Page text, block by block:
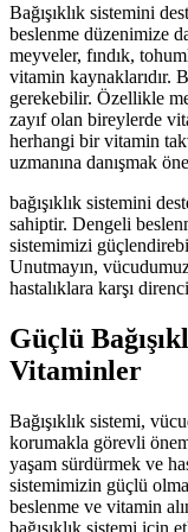
Bağışıklık sistemini
beslenme düzenimize
meyveler, fındık,
vitamin kaynaklarıdır.
gerekebilir. Özellikle
zayıf olan bireylerde
herhangi bir vitamin
uzmanına danışmak
bağışıklık sistemini
sahiptir. Dengeli
sistemimizi
Unutmayın,
hastalıklara karşı
Güçlü
Vitaminler
Bağışıklık sistemi,
korumakla görevli
yaşam sürdürmek ve
sistemimizin güçlü
beslenme ve vitamin
bağışıklık sistemi için